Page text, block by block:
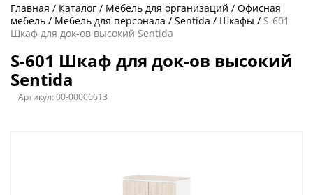
Главная Каталог Мебель для организаций
Офисная
мебель
Мебель для персонала Sentida Шкафы
S-601
Шкаф для док-ов высокий Sentida
S-601 Шкаф для док-ов высокий
Sentida
Артикул:00-00006613